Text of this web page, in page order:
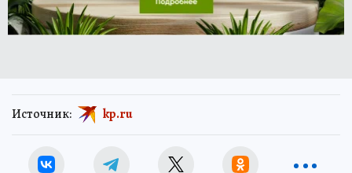
Источник: kp.ru